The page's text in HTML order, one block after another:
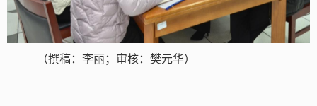
（撰稿：李丽；审核：樊元华）